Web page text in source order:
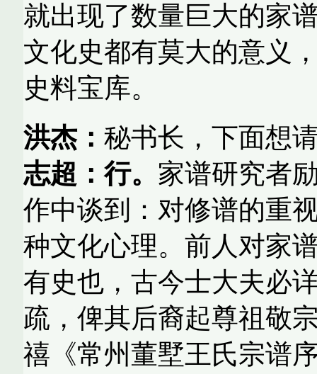
就出现了数量巨大的家
文化史都有莫大的意义
史料宝库。
洪杰： 秘书长，下面想
志超：行。 家谱研究者
作中谈到：对修谱的重
种文化心理。前人对家
有史也，古今士大夫必
疏，俾其后裔起尊祖敬
禧《常州董墅王氏宗谱